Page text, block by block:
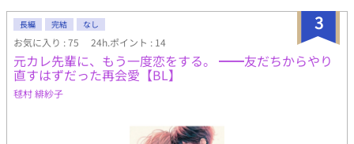
・じれじれ、もだもだ、すったもんだの挙げ句の元サヤです。苦
手な方はこのまま閉じてくださいませ。 ✩エブリスタ様にて、特
集ページに掲載されました！
3
長編 完結 なし
お気に入り : 75 24h.ポイント : 14
元カレ先輩に、もう一度恋をする。 ━━友だちからやり
直すはずだった再会愛【BL】
毬村 緋紗子